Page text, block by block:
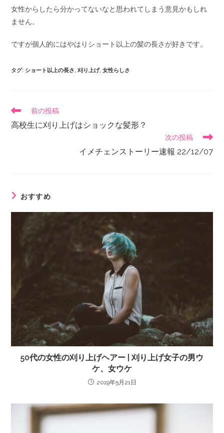
女性からしたら分かってないなと思われてしまう意見かもしれ
ません。
ですが個人的にはやはりショート以上の髪の長さが好きです。
タグ: ショート以上の長さ, 刈り上げ, 女性らしさ
前の投稿
高校生に刈り上げはショックな髪形？
次の投稿
イメチェンストーリー速報 22/12/07
おすすめ
50代の女性の刈り上げヘアー | 刈り上げ女子の男ウ
ケ、女ウケ
2019年5月21日